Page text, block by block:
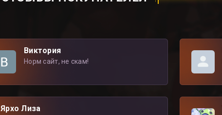
Виктория
Норм сайт, не скам!
Ярхо Лиза